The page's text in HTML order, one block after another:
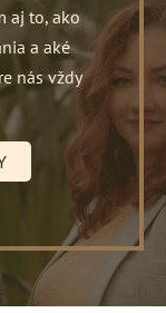
aj to, ako
a aké
nás vždy